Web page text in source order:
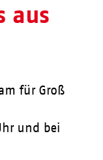
aus
für Groß
und bei